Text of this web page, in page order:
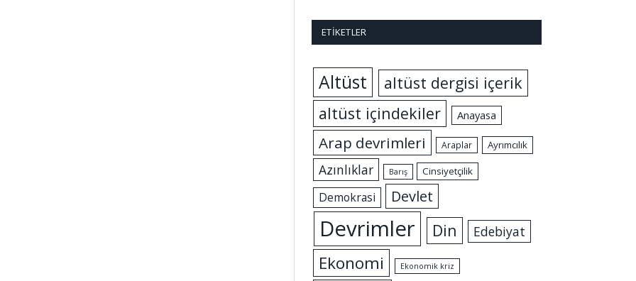
ETIKETLER
Altüst
altüst dergisi içerik
altüst içindekiler
Anayasa
Arap devrimleri Araplar Ayrımcılık
Azınlıklar Barış Cinsiyetçilik
Demokrasi Devlet
Devrimler Din Edebiyat
Ekonomi Ekonomik kriz